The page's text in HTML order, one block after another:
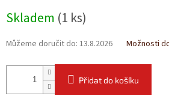
cena:
Skladem (1 ks)
Můžeme doručit do: 13.8.2026 Možnosti
Přidat do košíku